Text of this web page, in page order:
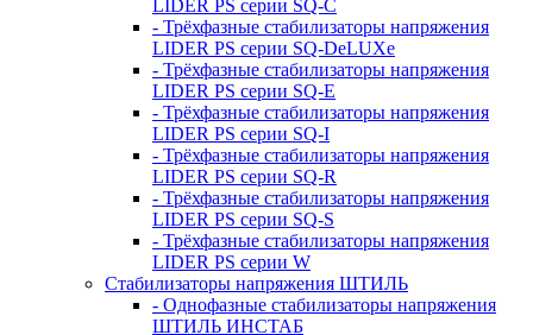
LIDER PS серии SQ-C
- Трёхфазные стабилизаторы напряжения
LIDER PS серии SQ-DeLUXe
- Трёхфазные стабилизаторы напряжения
LIDER PS серии SQ-E
- Трёхфазные стабилизаторы напряжения
LIDER PS серии SQ-I
- Трёхфазные стабилизаторы напряжения
LIDER PS серии SQ-R
- Трёхфазные стабилизаторы напряжения
LIDER PS серии SQ-S
- Трёхфазные стабилизаторы напряжения
LIDER PS серии W
Стабилизаторы напряжения ШТИЛЬ
- Однофазные стабилизаторы напряжения
ШТИЛЬ ИНСТАБ